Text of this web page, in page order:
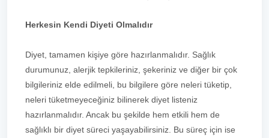
Herkesin Kendi Diyeti Olmalıdır
Diyet, tamamen kişiye göre hazırlanmalıdır. Sağlık
durumunuz, alerjik tepkileriniz, şekeriniz ve diğer bir çok
bilgileriniz elde edilmeli, bu bilgilere göre neleri tüketip,
neleri tüketmeyeceğiniz bilinerek diyet listeniz
hazırlanmalıdır. Ancak bu şekilde hem etkili hem de
sağlıklı bir diyet süreci yaşayabilirsiniz. Bu süreç için ise